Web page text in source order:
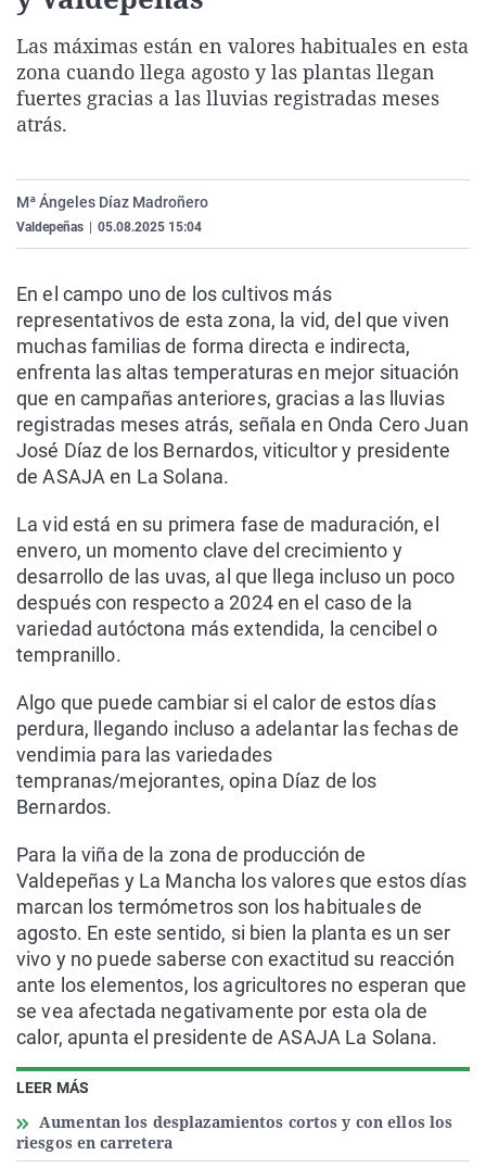
Gente viajera
Como el perro y el
Retornados
Equipo de
Galicia
La Rioja
Televisión
Elecciones
Las máximas están en valores habituales en esta
zona cuando llega agosto y las plantas llegan
fuertes gracias a las lluvias registradas meses
atrás.
Mª Ángeles Díaz Madroñero
Valdepeñas 05.08.2025 15:04
LEER MÁS
Aumentan los desplazamientos cortos y con ellos los
riesgos en carretera
En el campo uno de los cultivos más
representativos de esta zona, la vid, del que viven
muchas familias de forma directa e indirecta,
enfrenta las altas temperaturas en mejor situación
que en campañas anteriores, gracias a las lluvias
registradas meses atrás, señala en Onda Cero Juan
José Díaz de los Bernardos, viticultor y presidente
de ASAJA en La Solana.
La vid está en su primera fase de maduración, el
envero, un momento clave del crecimiento y
desarrollo de las uvas, al que llega incluso un poco
después con respecto a 2024 en el caso de la
variedad autóctona más extendida, la cencibel o
tempranillo.
Algo que puede cambiar si el calor de estos días
perdura, llegando incluso a adelantar las fechas de
vendimia para las variedades
tempranas/mejorantes, opina Díaz de los
Bernardos.
Para la viña de la zona de producción de
Valdepeñas y La Mancha los valores que estos días
marcan los termómetros son los habituales de
agosto. En este sentido, si bien la planta es un ser
vivo y no puede saberse con exactitud su reacción
ante los elementos, los agricultores no esperan que
se vea afectada negativamente por esta ola de
calor, apunta el presidente de ASAJA La Solana.